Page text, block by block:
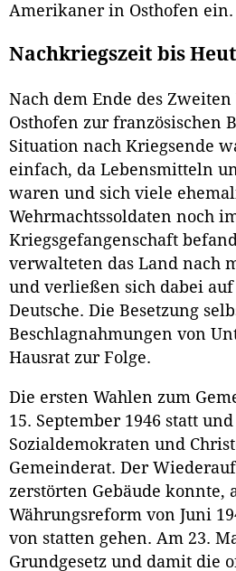
Amerikaner in Osthofen ein.
Nachkriegszeit bis
Nach dem Ende des
Osthofen zur französischen
Situation nach Kriegsende
einfach, da Lebensmitteln
waren und sich viele
Wehrmachtssoldaten noch
Kriegsgefangenschaft
verwalteten das Land nach
und verließen sich dabei auf
Deutsche. Die Besetzung
Beschlagnahmungen von
Hausrat zur Folge.
Die ersten Wahlen zum
15. September 1946 statt
Sozialdemokraten und
Gemeinderat. Der
zerstörten Gebäude konnte,
Währungsreform von Juni
von statten gehen. Am 23.
Grundgesetz und damit die